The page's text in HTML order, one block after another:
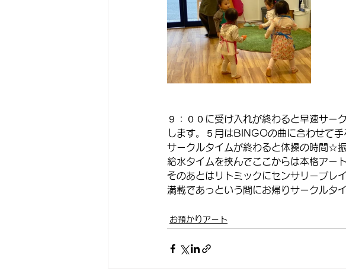
９：００に受け入れが終わると早速サー
します。５月はBINGOの曲に合わせて手
サークルタイムが終わると体操の時間☆
給水タイムを挟んでここからは本格アー
そのあとはリトミックにセンサリープレ
満載であっという間にお帰りサークルタ
お預かりアート